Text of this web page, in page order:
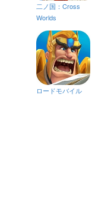
二ノ国：Cross
Worlds
ロードモバイル